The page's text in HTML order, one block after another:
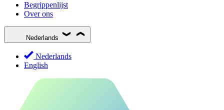
Begrippenlijst
Over ons
Nederlands
Nederlands
English